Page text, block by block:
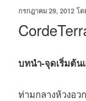
เขียน
ที่
กรกฎาคม 29, 2012 โด
บทนำ-จุดเริ่มต้น
ท่ามกลางห้วงอว